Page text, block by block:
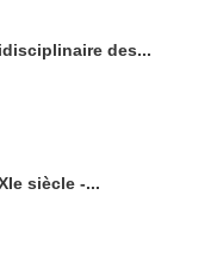
des...
siècle -...